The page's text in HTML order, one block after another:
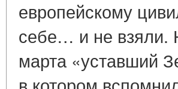
европейскому
себе… и не взяли.
марта «уставший